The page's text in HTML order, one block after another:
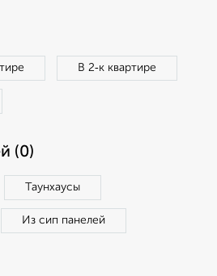
В 2‑к квартире
(0)
Таунхаусы
Из сип панелей